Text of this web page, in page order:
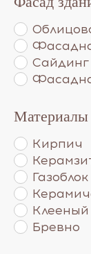
Сайдинг
Материалы
Кирпич
Бревно